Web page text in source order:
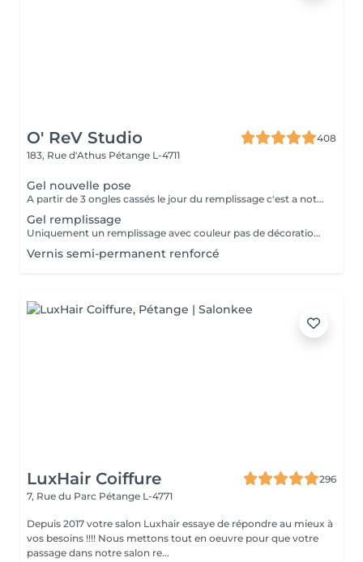
O' ReV Studio
408
183, Rue d'Athus Pétange L-4711
Gel nouvelle pose
A partir de 3 ongles cassés le jour du remplissage c'est a noter une nouvelle pose.
Gel remplissage
Uniquement un remplissage avec couleur pas de décoration inclus.
Vernis semi-permanent renforcé
LuxHair Coiffure
296
7, Rue du Parc Pétange L-4771
Depuis 2017 votre salon Luxhair essaye de répondre au mieux à
vos besoins !!!! Nous mettons tout en oeuvre pour que votre
passage dans notre salon re...